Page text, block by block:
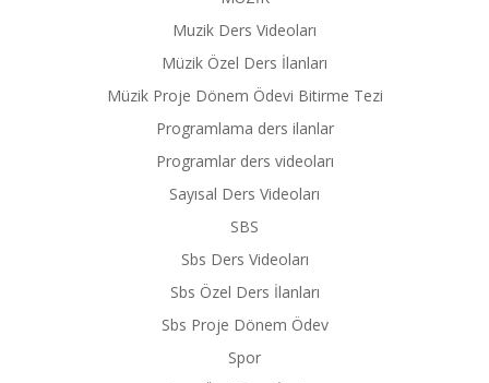
Muzik Ders Videoları
Müzik Özel Ders İlanları
Müzik Proje Dönem Ödevi Bitirme Tezi
Programlama ders ilanlar
Programlar ders videoları
Sayısal Ders Videoları
SBS
Sbs Ders Videoları
Sbs Özel Ders İlanları
Sbs Proje Dönem Ödev
Spor